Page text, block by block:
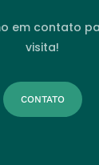
em contato
visita!
CONTATO